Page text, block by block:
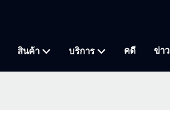
สินค้า บริการ คดี ข่าว